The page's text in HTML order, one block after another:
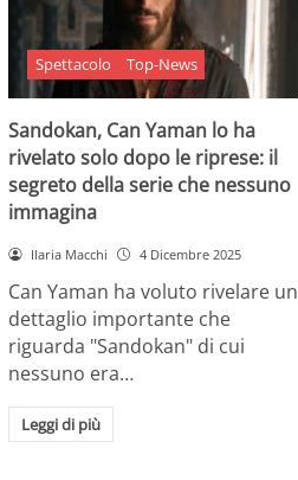
Spettacolo Top-News
Sandokan, Can Yaman lo ha
rivelato solo dopo le riprese: il
segreto della serie che nessuno
immagina
Ilaria Macchi 4 Dicembre 2025
Can Yaman ha voluto rivelare un
dettaglio importante che
riguarda "Sandokan" di cui
nessuno era…
Leggi di più